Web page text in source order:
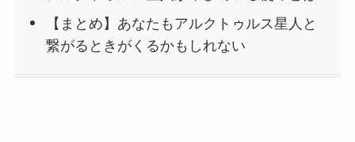
【まとめ】あなたもアルクトゥルス星人と
繋がるときがくるかもしれない